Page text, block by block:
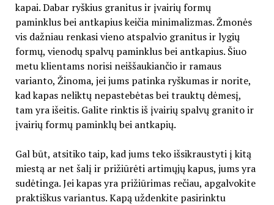
kapai. Dabar ryškius granitus ir įvairių formų
paminklus bei antkapius keičia minimalizmas. Žmonės
vis dažniau renkasi vieno atspalvio granitus ir lygių
formų, vienodų spalvų paminklus bei antkapius. Šiuo
metu klientams norisi neiššaukiančio ir ramaus
varianto, Žinoma, jei jums patinka ryškumas ir norite,
kad kapas neliktų nepastebėtas bei trauktų dėmesį,
tam yra išeitis. Galite rinktis iš įvairių spalvų granito ir
įvairių formų paminklų bei antkapių.
Gal būt, atsitiko taip, kad jums teko išsikraustyti į kitą
miestą ar net šalį ir prižiūrėti artimųjų kapus, jums yra
sudėtinga. Jei kapas yra prižiūrimas rečiau, apgalvokite
praktiškus variantus. Kapą uždenkite pasirinktu